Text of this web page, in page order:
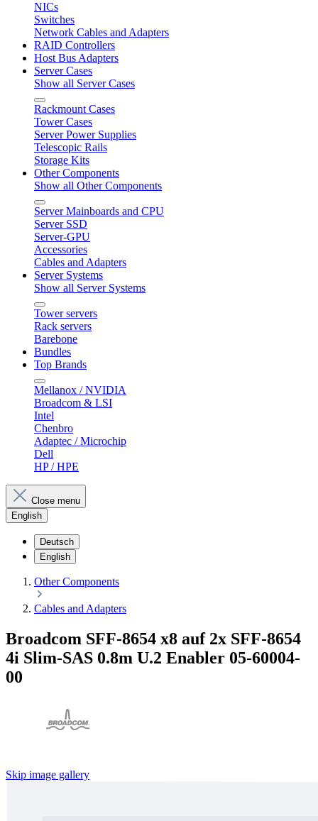
NICs
Switches
Network Cables and Adapters
RAID Controllers
Host Bus Adapters
Server Cases
Show all Server Cases
Rackmount Cases
Tower Cases
Server Power Supplies
Telescopic Rails
Storage Kits
Other Components
Show all Other Components
Server Mainboards and CPU
Server SSD
Server-GPU
Accessories
Cables and Adapters
Server Systems
Show all Server Systems
Tower servers
Rack servers
Barebone
Bundles
Top Brands
Mellanox / NVIDIA
Broadcom & LSI
Intel
Chenbro
Adaptec / Microchip
Dell
HP / HPE
Close menu
English
Deutsch
English
Other Components
Cables and Adapters
Broadcom SFF-8654 x8 auf 2x SFF-8654
4i Slim-SAS 0.8m U.2 Enabler 05-60004-
00
Skip image gallery